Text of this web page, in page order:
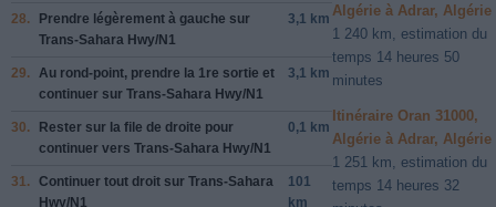
28. Prendre légèrement à gauche sur
Trans-Sahara Hwy/N1
3,1 km
29. Au rond-point, prendre la 1re sortie et
continuer sur Trans-Sahara Hwy/N1
3,1 km
30. Rester sur la file de droite pour
continuer vers Trans-Sahara Hwy/N1
0,1 km
31. Continuer tout droit sur Trans-Sahara
Hwy/N1
101
km
Algérie à Adrar, Algérie
1 240 km, estimation du
temps 14 heures 50
minutes
Itinéraire Oran 31000,
Algérie à Adrar, Algérie
1 251 km, estimation du
temps 14 heures 32